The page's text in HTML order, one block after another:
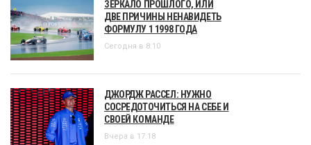
ЗЕРКАЛО ПРОШЛОГО, ИЛИ
ДВЕ ПРИЧИНЫ НЕНАВИДЕТЬ
ФОРМУЛУ 1 1998 ГОДА
Сегодня в 8:10
ДЖОРДЖ РАССЕЛ: НУЖНО
СОСРЕДОТОЧИТЬСЯ НА СЕБЕ И
СВОЕЙ КОМАНДЕ
Вчера в 17:18